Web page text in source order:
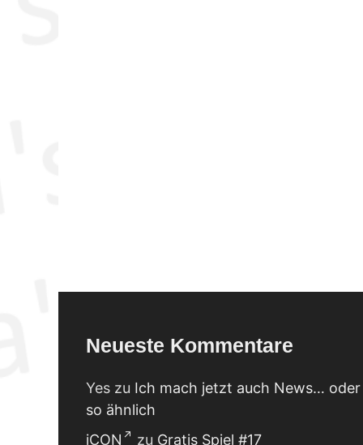
Neueste Kommentare
Yes zu Ich mach jetzt auch News… oder
so ähnlich
iCON
zu Gratis Spiel #17